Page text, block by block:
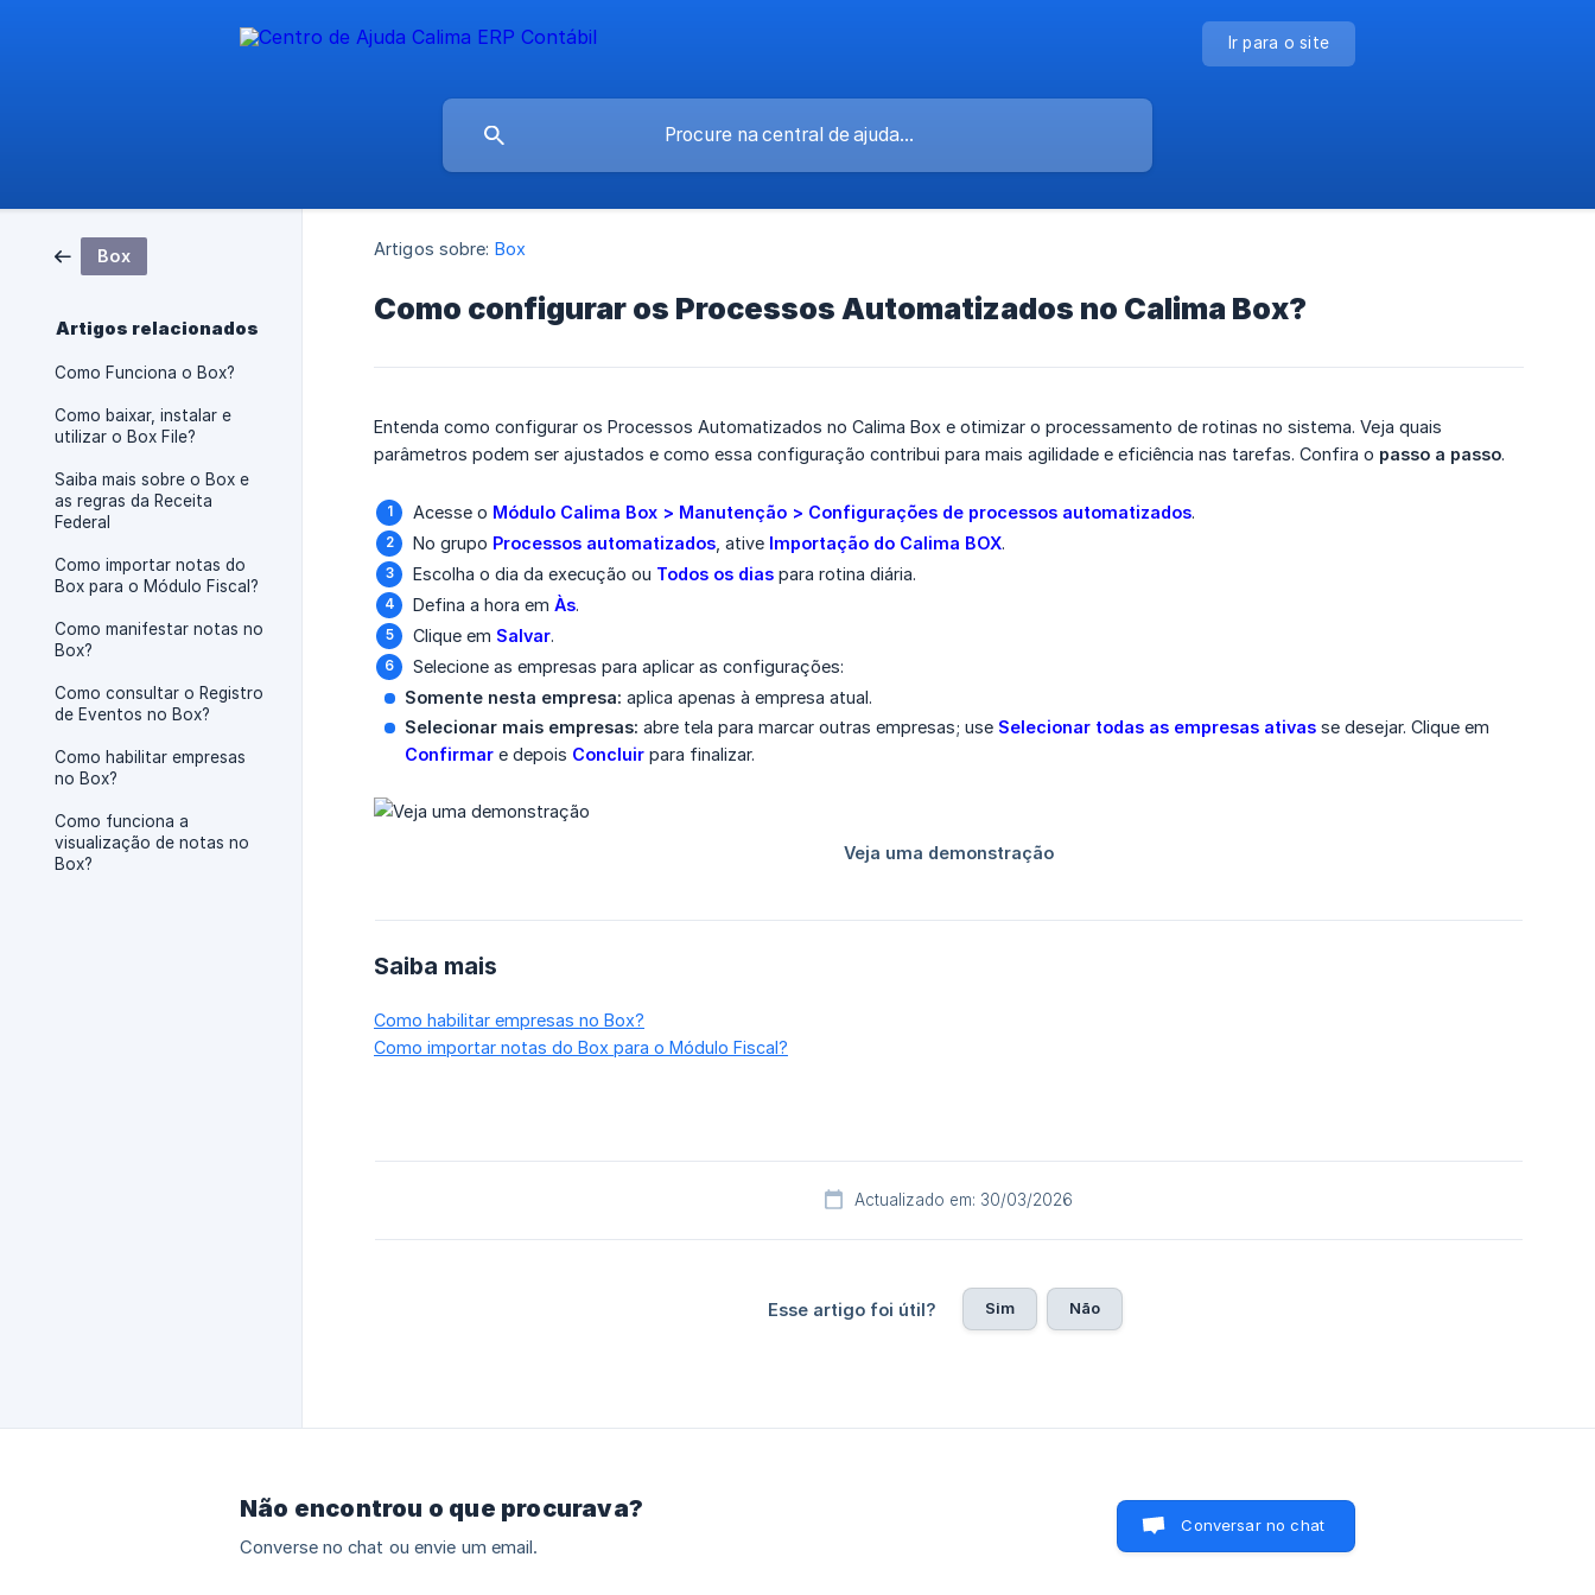
Ir para o site
Box
Artigos relacionados
Como Funciona o Box?
Como baixar, instalar e
utilizar o Box File?
Saiba mais sobre o Box e
as regras da Receita
Federal
Como importar notas do
Box para o Módulo Fiscal?
Como manifestar notas no
Box?
Como consultar o Registro
de Eventos no Box?
Como habilitar empresas
no Box?
Como funciona a
visualização de notas no
Box?
Artigos sobre: Box
Como configurar os Processos Automatizados no Calima Box?
Entenda como configurar os Processos Automatizados no Calima Box e otimizar o processamento de rotinas no sistema. Veja quais
parâmetros podem ser ajustados e como essa configuração contribui para mais agilidade e eficiência nas tarefas. Confira o passo a passo.
Acesse o Módulo Calima Box > Manutenção > Configurações de processos automatizados.
No grupo Processos automatizados , ative Importação do Calima BOX.
Escolha o dia da execução ou Todos os dias para rotina diária.
Defina a hora em Às.
Clique em Salvar.
Selecione as empresas para aplicar as configurações:
Somente nesta empresa: aplica apenas à empresa atual.
Selecionar mais empresas: abre tela para marcar outras empresas; use Selecionar todas as empresas ativas se desejar. Clique em
Confirmar e depois Concluir para finalizar.
Saiba mais
Como habilitar empresas no Box?
Como importar notas do Box para o Módulo Fiscal?
Actualizado em: 30/03/2026
Esse artigo foi útil? Sim Não
Não encontrou o que procurava?
Converse no chat ou envie um email.
Conversar no chat